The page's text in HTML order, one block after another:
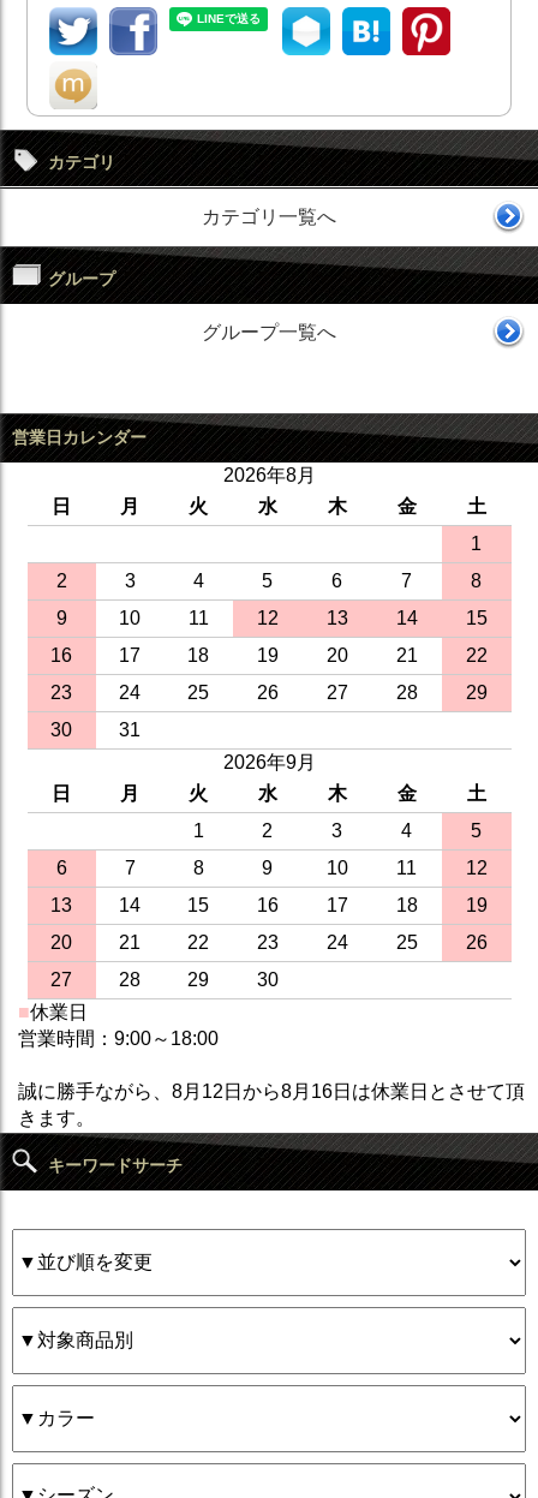
カテゴリ
カテゴリ一覧へ
グループ
グループ一覧へ
営業日カレンダー
2026年8月
日
月 火 水 木 金
土
1
2
3 4 5 6 7
8
9
10 11 12 13 14
15
16
17 18 19 20 21
22
23
24 25 26 27 28
29
30
31
2026年9月
日
月 火 水 木 金
土
1
2 3 4
5
6
7 8 9 10 11
12
13
14 15 16 17 18
19
20
21 22 23 24 25
26
27
28 29
30
■休業日
営業時間：9:00～18:00
誠に勝手ながら、8月12日から8月16日は休業日とさせて頂
きます。
キーワードサーチ